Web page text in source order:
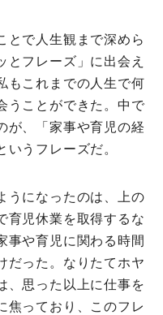
とで人生観まで深めら
とフレーズ」に出会え
もこれまでの人生で何
うことができた。中で
が、「家事や育児の経
うフレーズだ。
うになったのは、上の
育児休業を取得するな
事や育児に関わる時間
だった。なりたてホヤ
、思った以上に仕事を
焦っており、このフレ